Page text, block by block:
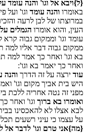
{ל}ויבא אל וגו' והנה עומד
באומרו והנה עומד וגו' ועל
במרוצתו של לבן לרעה
העין, והוא אומרו הגמלים
עומד וגו' וממקום גבוה
ממקום גבוה דבר אליו למה
בא וגו' ואחר כך אמר למה
ואחר כך יאמר בא וגו':
עוד ירצה על זה הדרך והנה
היש בית אביך מקום וגו'
מפני זה נטה אחריה ללכת
ואומרו בא ברוך וגו' ואחר
לבא אצלו לא להאכסינו
על עצמו כי עיני רשעים
{מה}אני טרם וגו' לדבר אל